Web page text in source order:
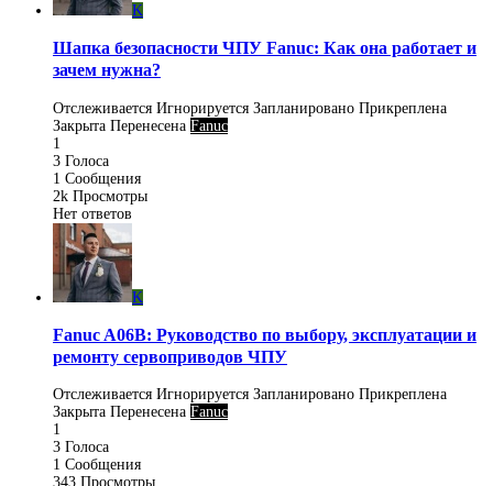
K
Шапка безопасности ЧПУ Fanuc: Как она работает и
зачем нужна?
Отслеживается Игнорируется Запланировано Прикреплена
Закрыта Перенесена Fanuc
1
3 Голоса
1 Сообщения
2k Просмотры
Нет ответов
K
Fanuc A06B: Руководство по выбору, эксплуатации и
ремонту сервоприводов ЧПУ
Отслеживается Игнорируется Запланировано Прикреплена
Закрыта Перенесена Fanuc
1
3 Голоса
1 Сообщения
343 Просмотры